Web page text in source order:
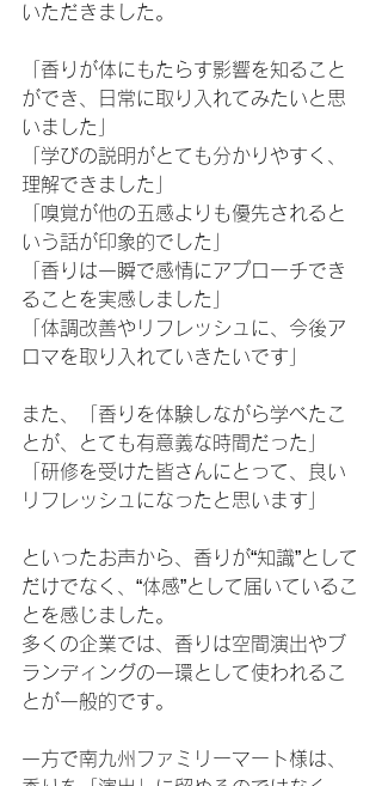
いただきました。
「香りが体にもたらす影響を知ること
ができ、日常に取り入れてみたいと思
いました」
「学びの説明がとても分かりやすく、
理解できました」
「嗅覚が他の五感よりも優先されると
いう話が印象的でした」
「香りは一瞬で感情にアプローチでき
ることを実感しました」
「体調改善やリフレッシュに、今後ア
ロマを取り入れていきたいです」
また、「香りを体験しながら学べたこ
とが、とても有意義な時間だった」
「研修を受けた皆さんにとって、良い
リフレッシュになったと思います」
といったお声から、香りが“知識”として
だけでなく、“体感”として届いているこ
とを感じました。
多くの企業では、香りは空間演出やブ
ランディングの一環として使われるこ
とが一般的です。
一方で南九州ファミリーマート様は、